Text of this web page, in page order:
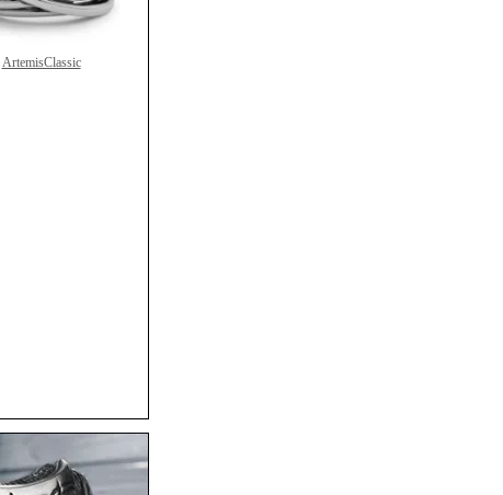
ArtemisClassic